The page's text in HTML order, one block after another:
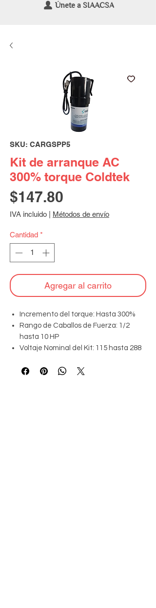
Únete a SIAACSA
SKU: CARGSPP5
Kit de arranque AC
300% torque Coldtek
$147.80
IVA incluido Métodos de envío
Cantidad *
Agregar al carrito
Incremento del torque: Hasta 300%
Rango de Caballos de Fuerza: 1/2
hasta 10 HP
Voltaje Nominal del Kit: 115 hasta 288
Corriente Máxima: 22 Amperes